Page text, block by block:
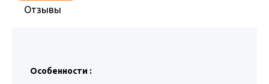
Отзывы
Особенности :